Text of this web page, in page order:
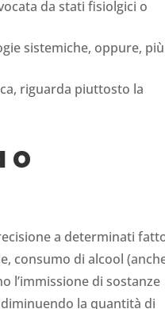
da stati fisiolgici o
sistemiche, oppure, più
riguarda piuttosto la
o
a determinati
consumo di alcool
l’immissione di sostanze
la quantità di